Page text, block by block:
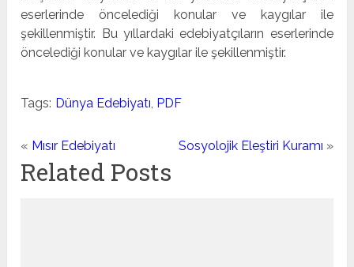
eserlerinde öncelediği konular ve kaygılar ile
şekillenmiştir. Bu yıllardaki edebiyatçıların eserlerinde
öncelediği konular ve kaygılar ile şekillenmiştir.
Tags: Dünya Edebiyatı, PDF
« Mısır Edebiyatı Sosyolojik Eleştiri Kuramı »
Related Posts